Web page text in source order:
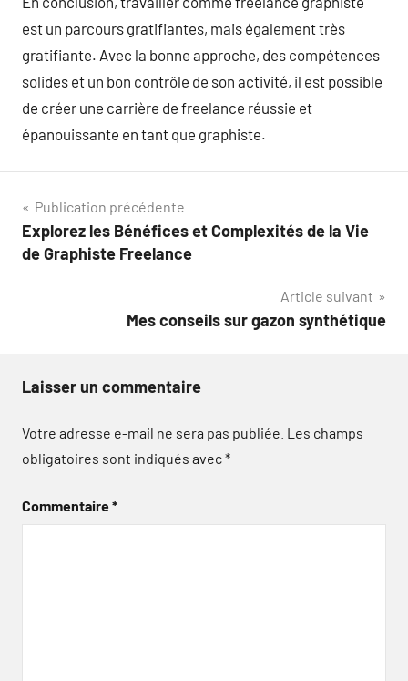
est un parcours gratifiantes, mais également très
gratifiante. Avec la bonne approche, des compétences
solides et un bon contrôle de son activité, il est possible
de créer une carrière de freelance réussie et
épanouissante en tant que graphiste.
Navigation
de
Publication précédente
Explorez les Bénéfices et Complexités de la Vie
de Graphiste Freelance
Article suivant
Mes conseils sur gazon synthétique
Laisser un commentaire
Votre adresse e-mail ne sera pas publiée. Les champs
obligatoires sont indiqués avec*
Commentaire*